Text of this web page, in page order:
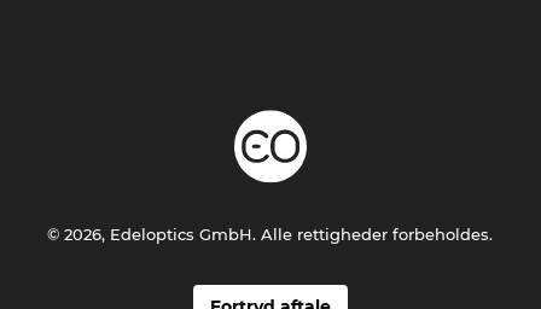
© 2026, Edeloptics GmbH. Alle rettigheder forbeholdes.